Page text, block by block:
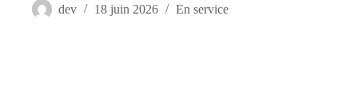
dev 18 juin 2026 En service